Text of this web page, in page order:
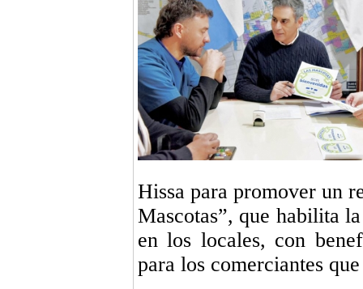
Hissa para promover un
Mascotas”, que habilita
en los locales, con
para los comerciantes